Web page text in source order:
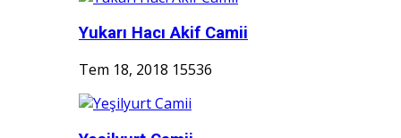
Yukarı Hacı Akif Camii
Tem 18, 2018 15536